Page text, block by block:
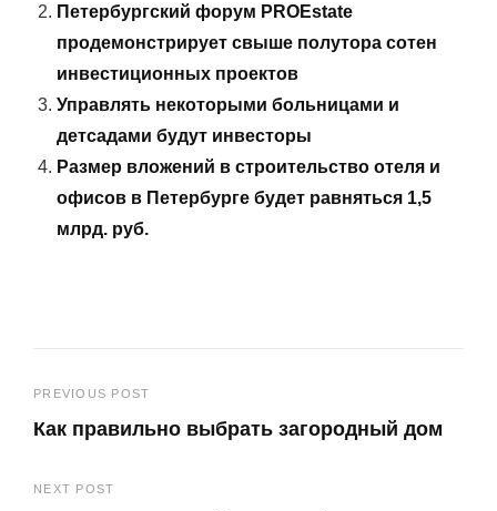
Петербургский форум PROEstate
продемонстрирует свыше полутора сотен
инвестиционных проектов
Управлять некоторыми больницами и
детсадами будут инвесторы
Размер вложений в строительство отеля и
офисов в Петербурге будет равняться 1,5
млрд. руб.
Навигация
по
записям
PREVIOUS POST
Как правильно выбрать загородный дом
Post
NEXT POST